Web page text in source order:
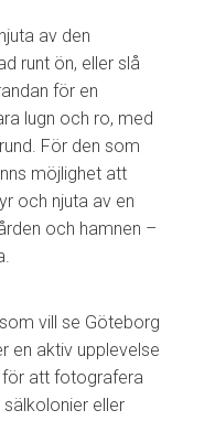
av den
runt ön, eller slå
för en
lugn och ro, med
För den som
möjlighet att
och njuta av en
och hamnen –
vill se Göteborg
en aktiv upplevelse
för att fotografera
eller